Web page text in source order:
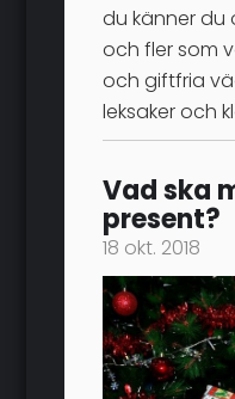
du känner du
och fler som
och giftfria
leksaker och
Vad ska
present?
18 okt. 2018